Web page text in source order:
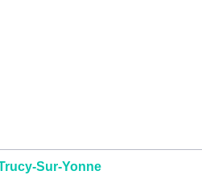
Sur-Yonne